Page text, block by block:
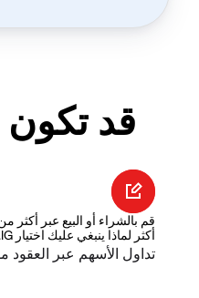
قد تكون
أكثر لماذا ينبغي عليك اختيار IG.